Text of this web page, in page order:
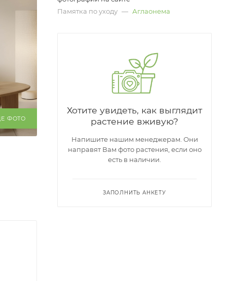
ФОТО
Памятка по уходу — Аглаонема
Хотите увидеть, как выглядит
растение вживую?
Напишите нашим менеджерам. Они
направят Вам фото растения, если оно
есть в наличии.
ЗАПОЛНИТЬ АНКЕТУ